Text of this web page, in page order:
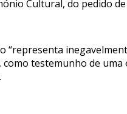
Cultural, do pedido
“representa
testemunho de uma